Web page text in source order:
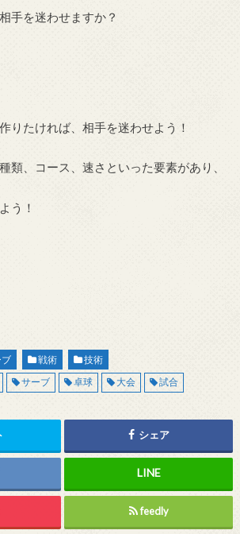
手を迷わせますか？
りたければ、相手を迷わせよう！
類、コース、速さといった要素があり、
う！
戦術
技術
サーブ 卓球 大会 試合
シェア
feedly